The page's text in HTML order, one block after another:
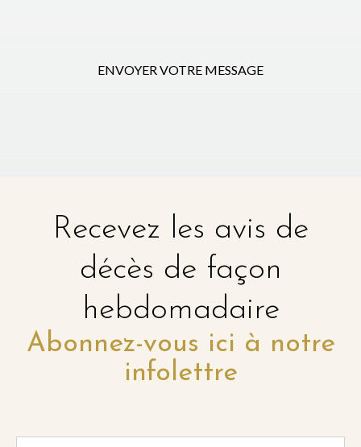
ENVOYER VOTRE MESSAGE
Recevez les avis de
décès de façon
hebdomadaire
Abonnez-vous ici à notre
infolettre